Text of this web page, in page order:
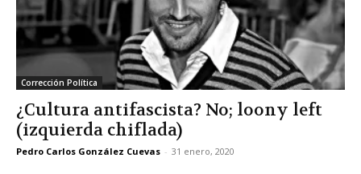
Corrección Política
¿Cultura antifascista? No; loony left
(izquierda chiflada)
Pedro Carlos González Cuevas - 31 enero, 2020